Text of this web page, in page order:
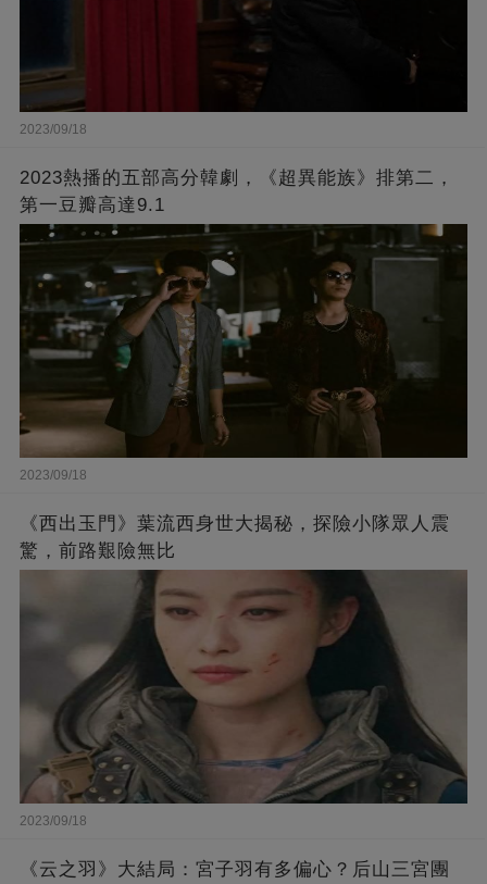
2023/09/18
2023熱播的五部高分韓劇，《超異能族》排第二，
第一豆瓣高達9.1
2023/09/18
《西出玉門》葉流西身世大揭秘，探險小隊眾人震
驚，前路艱險無比
2023/09/18
《云之羽》大結局：宮子羽有多偏心？后山三宮團